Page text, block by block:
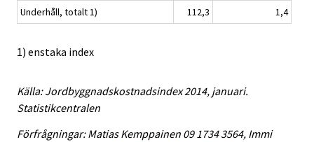
Underhåll, totalt 1)
112,3 1,4
1) enstaka index
Källa: Jordbyggnadskostnadsindex 2014, januari.
Statistikcentralen
Förfrågningar: Matias Kemppainen 09 1734 3564, Immi